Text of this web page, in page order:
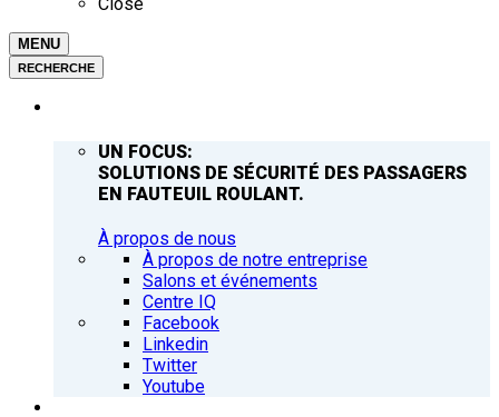
MENU
RECHERCHE
UN FOCUS:
SOLUTIONS DE SÉCURITÉ DES PASSAGERS
EN FAUTEUIL ROULANT.
À propos de nous
À propos de notre entreprise
Salons et événements
Centre IQ
Facebook
Linkedin
Twitter
Youtube